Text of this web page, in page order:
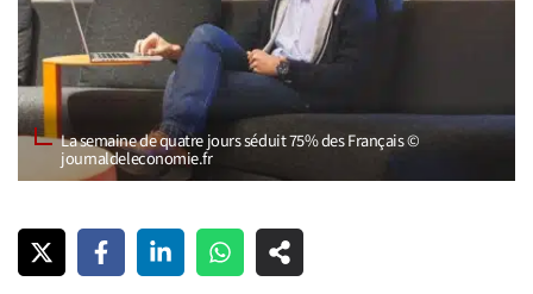
La semaine de quatre jours séduit 75% des Français ©
journaldeleconomie.fr